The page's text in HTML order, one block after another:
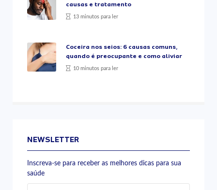
causas e tratamento
13 minutos para ler
Coceira nos seios: 6 causas comuns,
quando é preocupante e como aliviar
10 minutos para ler
NEWSLETTER
Inscreva-se para receber as melhores dicas para sua
saúde